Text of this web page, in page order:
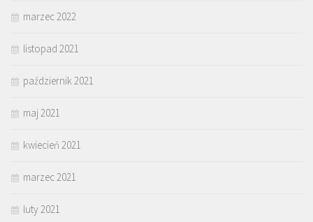
marzec 2022
listopad 2021
październik 2021
maj 2021
kwiecień 2021
marzec 2021
luty 2021